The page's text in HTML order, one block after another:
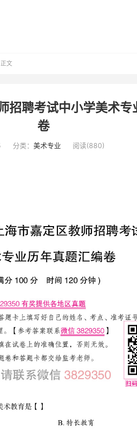
正文
招聘考试中小学美术专
卷
分类： 美术专业 阅读(880)